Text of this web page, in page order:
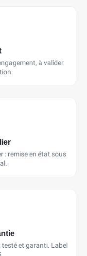
à valider
: remise en état sous
testé et garanti. Label